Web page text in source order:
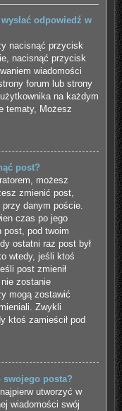
odpowiedź w
nacisnąć przycisk
nacisnąć przycisk
wiadomości
forum lub strony
na każdym
tematy, Możesz
post?
możesz
zmienić post,
danym poście.
czas po jego
post, pod twoim
ostatni raz post był
wtedy, jeśli ktoś
post zmienił
zostanie
mogą zostawić
Zwykli
ktoś zamieścił pod
posta?
utworzyć w
wiadomości swój